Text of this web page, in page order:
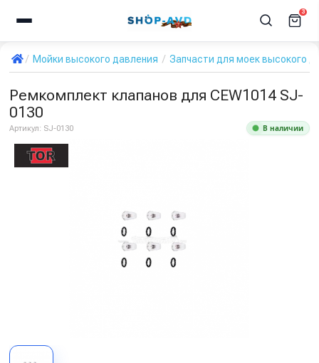
3
Мойки высокого давления Запчасти для моек высокого
Ремкомплект клапанов для CEW1014 SJ-
0130
Артикул: SJ-0130 В наличии